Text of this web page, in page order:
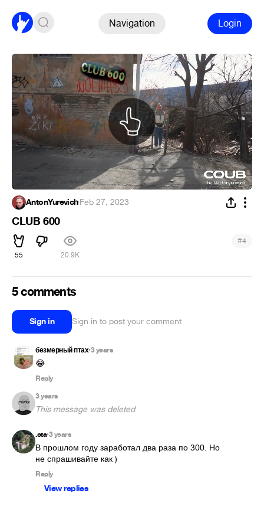
Navigation Login
AntonYurevich·Feb 27, 2023
CLUB 600
55 20.9K
#4
5 comments
Sign in Sign in to post your comment
безмерный птах•3 years
😂
Reply
3 years
This message was deleted
.cta•3 years
В прошлом году заработал два раза по 300. Но
не спрашивайте как )
Reply
View replies